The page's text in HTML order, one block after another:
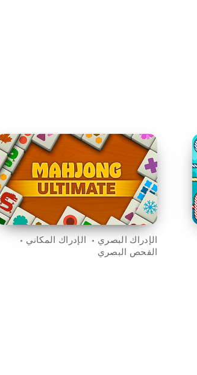
الإدراك البصري
الإدراك المكاني
الفحص البصري